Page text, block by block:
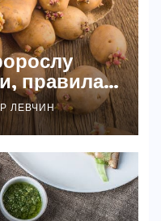
правила
ЛЕВЧИН